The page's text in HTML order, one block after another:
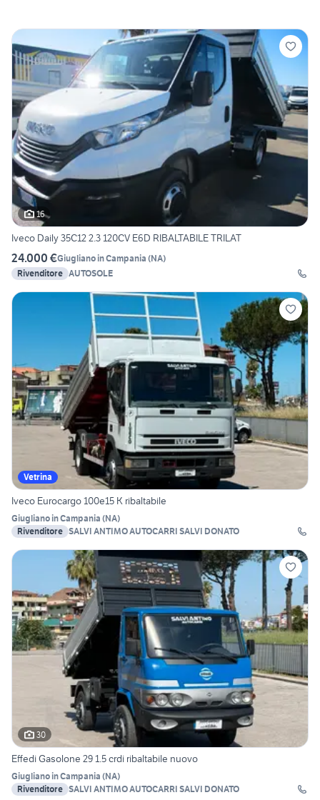
16
Iveco Daily 35C12 2.3 120CV E6D RIBALTABILE TRILAT
24.000 €Giugliano in Campania (NA)
Rivenditore AUTOSOLE
Vetrina
Iveco Eurocargo 100e15 K ribaltabile
Giugliano in Campania (NA)
Rivenditore SALVI ANTIMO AUTOCARRI SALVI DONATO
30
Effedi Gasolone 29 1.5 crdi ribaltabile nuovo
Giugliano in Campania (NA)
Rivenditore SALVI ANTIMO AUTOCARRI SALVI DONATO